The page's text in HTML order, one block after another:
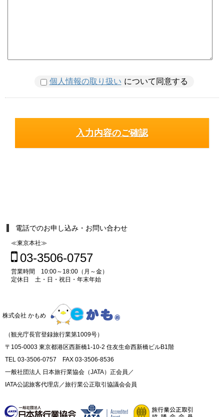
個人情報の取り扱い について同意する
電話でのお申し込み・お問い合わせ
≪東京本社≫
03-3506-0757
営業時間 10:00～18:00（月～金）
定休日 土・日・祝日・年末年始
株式会社 かもめ
（観光庁長官登録旅行業第1009号）
〒105-0003 東京都港区西新橋1-10-2 住友生命西新橋ビルB1階
TEL 03-3506-0757 FAX 03-3506-8536
一般社団法人 日本旅行業協会（JATA）正会員／
IATA公認旅客代理店／旅行業公正取引協議会会員